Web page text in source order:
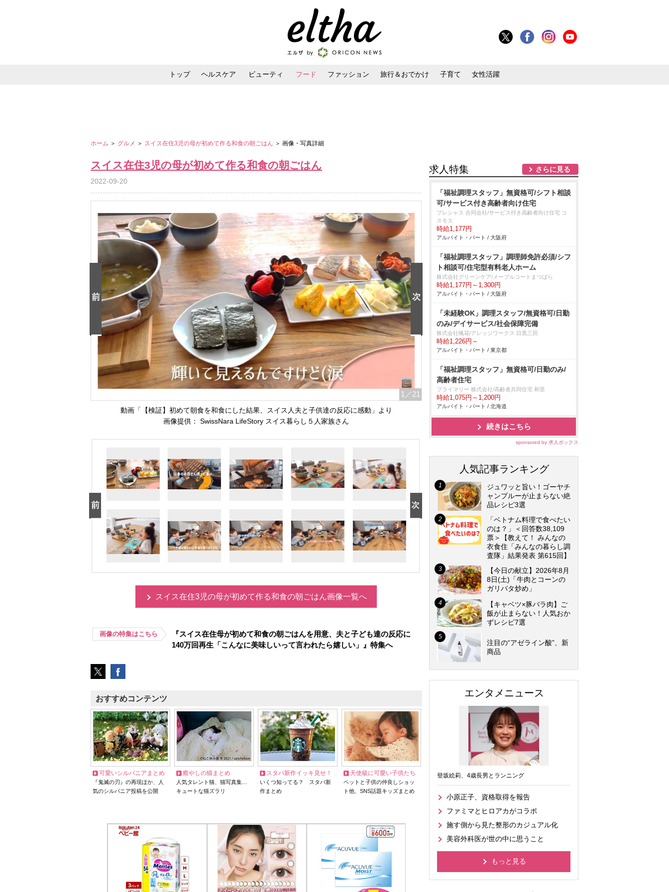
トップ ヘルスケア ビューティ フード ファッション 旅行＆おでかけ 子育て 女性活躍
ホーム ＞ グルメ ＞ スイス在住3児の母が初めて作る和食の朝ごはん ＞ 画像・写真詳細
スイス在住3児の母が初めて作る和食の朝ごはん
2022-09-20
1 ／21
動画「【検証】初めて朝食を和食にした結果、スイス人夫と子供達の反応に感動」より
画像提供： SwissNara LifeStory スイス暮らし５人家族さん
スイス在住3児の母が初めて作る和食の朝ごはん画像一覧へ
画像の特集はこちら
『スイス在住母が初めて和食の朝ごはんを用意、夫と子ども達の反応に
140万回再生「こんなに美味しいって言われたら嬉しい」』特集へ
おすすめコンテンツ
可愛いシルバニアまとめ
『鬼滅の刃』の再現ほか、人
気のシルバニア投稿を公開
癒やしの猫まとめ
人気タレント猫、猫写真集…
キュートな猫ズラリ
スタバ新作イッキ見せ！
いくつ知ってる？ スタバ新
作まとめ
天使級に可愛い子供たち
ペットと子供の仲良しショッ
ト他、SNS話題キッズまとめ
求人特集 さらに見る
「福祉調理スタッフ」無資格可/シフト相談
可/サービス付き高齢者向け住宅
プレシャス 合同会社/サービス付き高齢者向け住宅 コ
スモス
時給1,177円
アルバイト・パート / 大阪府
「福祉調理スタッフ」調理師免許必須/シフ
ト相談可/住宅型有料老人ホーム
株式会社グリーンケア/メープルコートまつばら
時給1,177円～1,300円
アルバイト・パート / 大阪府
「未経験OK」調理スタッフ/無資格可/日勤
のみ/デイサービス/社会保障完備
株式会社颯花/アレッジワークス 目黒三田
時給1,226円～
アルバイト・パート / 東京都
「福祉調理スタッフ」無資格可/日勤のみ/
高齢者住宅
プライマリー 株式会社/高齢者共同住宅 和里
時給1,075円～1,200円
アルバイト・パート / 北海道
続きはこちら
sponsored by 求人ボックス
人気記事ランキング
ジュワッと旨い！ゴーヤチ
ャンプルーが止まらない絶
品レシピ3選
「ベトナム料理で食べたい
のは？」＜回答数38,109
票＞【教えて！ みんなの
衣食住「みんなの暮らし調
査隊」結果発表 第615回】
【今日の献立】2026年8月
8日(土)「牛肉とコーンの
ガリバタ炒め」
【キャベツ×豚バラ肉】ご
飯が止まらない！人気おか
ずレシピ7選
注目の“アゼライン酸”、新
商品
エンタメニュース
登坂絵莉、4歳長男とランニング
小原正子、資格取得を報告
ファミマとヒロアカがコラボ
施す側から見た整形のカジュアル化
美容外科医が世の中に思うこと
もっと見る